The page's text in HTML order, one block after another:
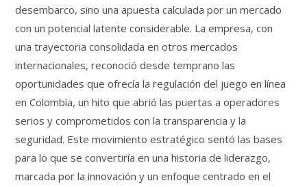
desembarco, sino una apuesta calculada por un mercado
con un potencial latente considerable. La empresa, con
una trayectoria consolidada en otros mercados
internacionales, reconoció desde temprano las
oportunidades que ofrecía la regulación del juego en línea
en Colombia, un hito que abrió las puertas a operadores
serios y comprometidos con la transparencia y la
seguridad. Este movimiento estratégico sentó las bases
para lo que se convertiría en una historia de liderazgo,
marcada por la innovación y un enfoque centrado en el